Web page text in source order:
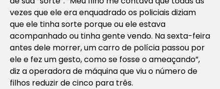
vezes que ele era enquadrado os policiais diziam
que ele tinha sorte porque ou ele estava
acompanhado ou tinha gente vendo. Na sexta-feira
antes dele morrer, um carro de polícia passou por
ele e fez um gesto, como se fosse o ameaçando”,
diz a operadora de máquina que viu o número de
filhos reduzir de cinco para três.